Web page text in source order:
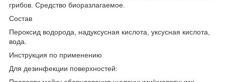
грибов. Средство биоразлагаемое.
Состав
Пероксид водорода, надуксусная кислота, уксусная кислота,
вода.
Инструкция по применению
Для дезинфекции поверхностей: